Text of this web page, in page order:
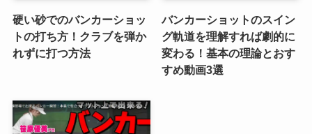
硬い砂でのバンカーショッ
トの打ち方！クラブを弾か
れずに打つ方法
バンカーショットのスイン
グ軌道を理解すれば劇的に
変わる！基本の理論とおす
すめ動画3選